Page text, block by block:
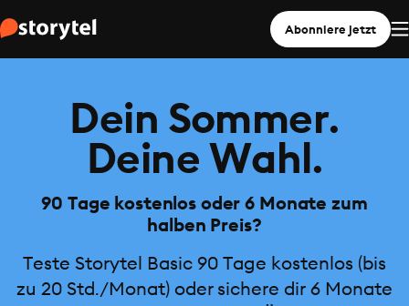
Abonniere jetzt
Dein Sommer.
Deine Wahl.
90 Tage kostenlos oder 6 Monate zum
halben Preis?
Teste Storytel Basic 90 Tage kostenlos (bis
zu 20 Std./Monat) oder sichere dir 6 Monate